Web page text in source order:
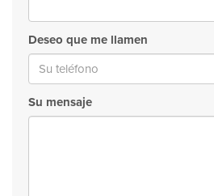
Deseo que me llamen
Su mensaje